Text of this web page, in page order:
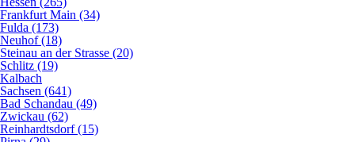
Frankfurt Main (34)
Fulda (173)
Neuhof (18)
Steinau an der Strasse (20)
Schlitz (19)
Kalbach
Sachsen (641)
Bad Schandau (49)
Zwickau (62)
Reinhardtsdorf (15)